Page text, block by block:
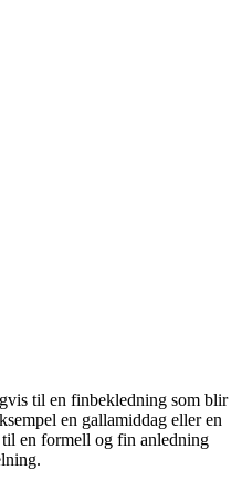
til en finbekledning som blir
en gallamiddag eller en
til en formell og fin anledning